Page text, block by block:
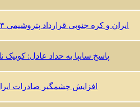
ایران و کره جنوبی قرارداد پتروشیمی ۳ میلیارد یورویی امضا کردند
پاسخ سایپا به حداد عادل: کوییک نام ۴ هزار ساله ایرانی
افزایش چشمگیر صادرات ایران